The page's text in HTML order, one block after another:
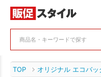
TOP オリジナル エコバ